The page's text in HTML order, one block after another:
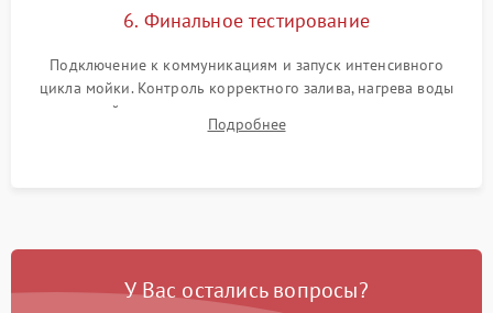
6. Финальное тестирование
Подключение к коммуникациям и запуск интенсивного
цикла мойки. Контроль корректного залива, нагрева воды
до нужной температуры, отсутствия посторонних шумов,
штатного слива и абсолютной сухости в поддоне.
Подробнее
У Вас остались вопросы?